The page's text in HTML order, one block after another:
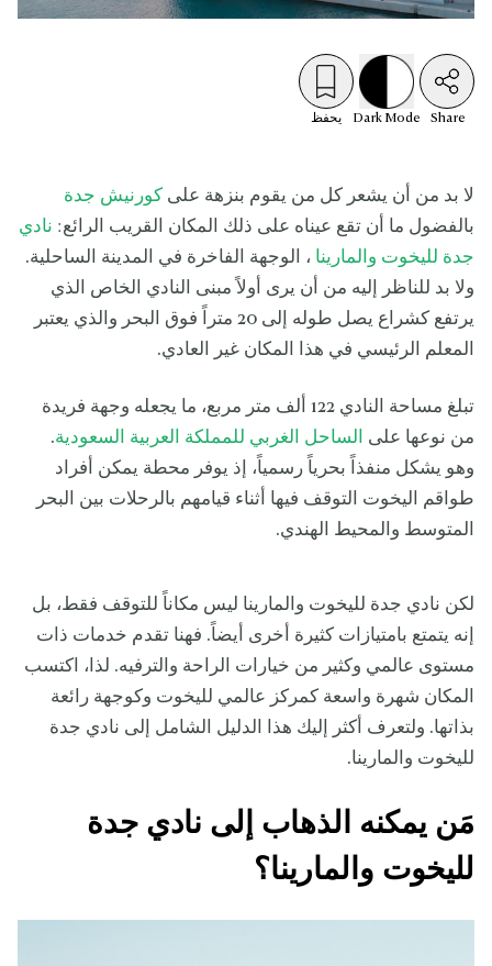
Share
Dark Mode يحفظ
لا بد من أن يشعر كل من يقوم بنزهة على كورنيش جدة
بالفضول ما أن تقع عيناه على ذلك المكان القريب الرائع: نادي
جدة لليخوت والمارينا ، الوجهة الفاخرة في المدينة الساحلية.
ولا بد للناظر إليه من أن يرى أولاً مبنى النادي الخاص الذي
يرتفع كشراع يصل طوله إلى 20 متراً فوق البحر والذي يعتبر
المعلم الرئيسي في هذا المكان غير العادي.
تبلغ مساحة النادي 122 ألف متر مربع، ما يجعله وجهة فريدة
من نوعها على
الساحل الغربي للمملكة العربية السعودية.
وهو يشكل منفذاً بحرياً رسمياً، إذ يوفر محطة يمكن أفراد
طواقم اليخوت التوقف فيها أثناء قيامهم بالرحلات بين البحر
المتوسط والمحيط الهندي.
لكن نادي جدة لليخوت والمارينا ليس مكاناً للتوقف فقط، بل
إنه يتمتع بامتيازات كثيرة أخرى أيضاً. فهنا تقدم خدمات ذات
مستوى عالمي وكثير من خيارات الراحة والترفيه. لذا، اكتسب
المكان شهرة واسعة كمركز عالمي لليخوت وكوجهة رائعة
بذاتها. ولتعرف أكثر إليك هذا الدليل الشامل إلى نادي جدة
لليخوت والمارينا.
مَن يمكنه الذهاب إلى نادي جدة
لليخوت والمارينا؟